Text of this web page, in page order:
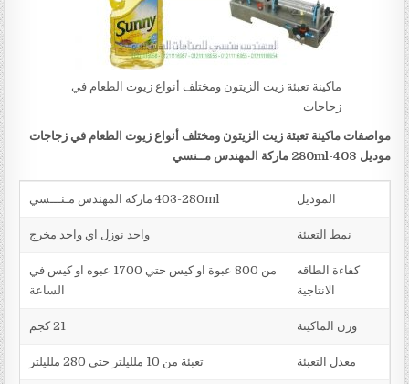
ماكينة تعبئة زيت الزيتون ومختلف أنواع زيوت الطعام في
زجاجات
مواصفات ماكينة تعبئة زيت الزيتون ومختلف أنواع زيوت الطعام في زجاجات
موديل 403-280ml ماركة المهندس مــنسي
الموديل 403-280ml ماركة المهندس مـنـــسي
نمط التعبئة واحد نوزل اي واحد مخرج
كفاءة الطاقه
الانتاجية
من 800 عبوة او كيس حتي 1700 عبوه او كيس في
الساعة
وزن الماكينة 21 كجم
معدل التعبئة تعبئة من 10 ملليلتر حتي 280 ملليلتر